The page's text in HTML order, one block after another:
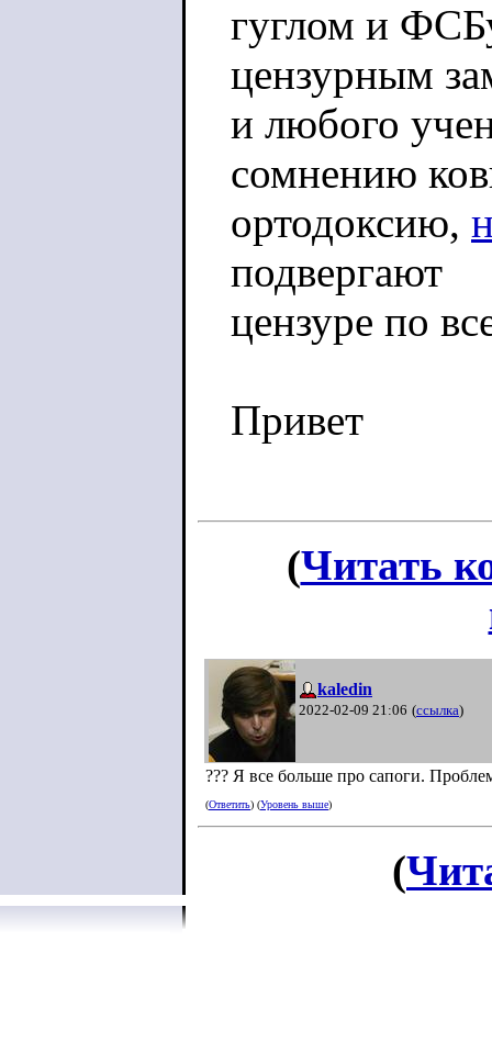
гуглом и
цензурным
и любого
сомнению
ортодоксию,
подвергают
цензуре по
Привет
(Читать
kaledin
2022-02-09 21:06 (ссылка)
??? Я все больше про сапоги.
(Ответить) (Уровень выше)
(